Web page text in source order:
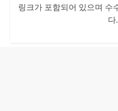
링크가 포함되어 있으며 수
다.